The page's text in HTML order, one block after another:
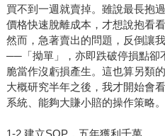
買不到一週就賣掉。雖說最長抱
價格快速脫離成本，才想說抱看
然而，急著賣出的問題，反倒讓
──「拗單」，亦即跌破停損點卻
脆當作沒虧損產生。這也算另類的
大概研究半年之後，我才開始會
系統、能夠大賺小賠的操作策略。
1-2 建立SOP，五年獲利千萬